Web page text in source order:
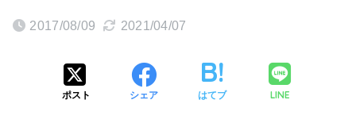
2017/08/09 2021/04/07
ポスト シェア はてブ LINE